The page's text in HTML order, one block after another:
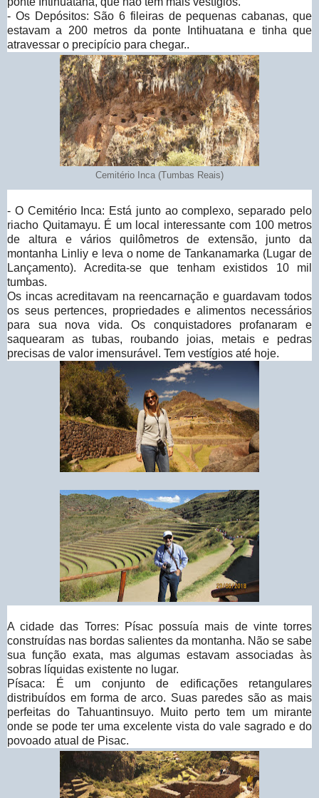
- Os Depósitos: São 6 fileiras de pequenas cabanas, que
estavam a 200 metros da ponte Intihuatana e tinha que
atravessar o precipício para chegar..
Cemitério Inca (Tumbas Reais)
- O Cemitério Inca: Está junto ao complexo, separado pelo
riacho Quitamayu. É um local interessante com 100 metros
de altura e vários quilômetros de extensão, junto da
montanha Linliy e leva o nome de Tankanamarka (Lugar de
Lançamento). Acredita-se que tenham existidos 10 mil
tumbas.
Os incas acreditavam na reencarnação e guardavam todos
os seus pertences, propriedades e alimentos necessários
para sua nova vida. Os conquistadores profanaram e
saquearam as tubas, roubando joias, metais e pedras
precisas de valor imensurável. Tem vestígios até hoje.
A cidade das Torres: Písac possuía mais de vinte torres
construídas nas bordas salientes da montanha. Não se sabe
sua função exata, mas algumas estavam associadas às
sobras líquidas existente no lugar.
Písaca: É um conjunto de edificações retangulares
distribuídos em forma de arco. Suas paredes são as mais
perfeitas do Tahuantinsuyo. Muito perto tem um mirante
onde se pode ter uma excelente vista do vale sagrado e do
povoado atual de Pisac.